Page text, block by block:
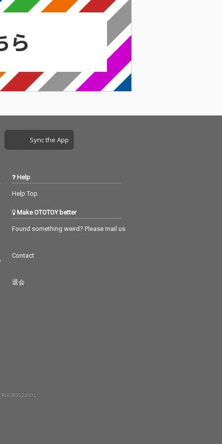
Sync the App
Help
Help Top
Make OTOTOY better
Found something weird? Please mail us
Contact
退会